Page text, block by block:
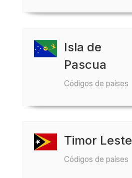
Isla de
Pascua
Códigos de países
Timor Leste
Códigos de países